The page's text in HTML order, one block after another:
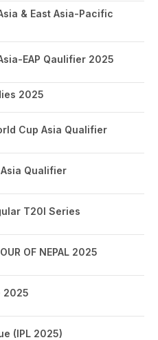
& East Asia-Pacific
EAP Qaulifier 2025
2025
Cup Asia Qualifier
Asia Qualifier
T20I Series
OF NEPAL 2025
2025
(IPL 2025)